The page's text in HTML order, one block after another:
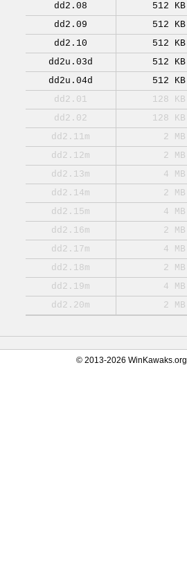
dd2.08
512 KB
dd2.09
512 KB
dd2.10
512 KB
dd2u.03d
512 KB
dd2u.04d
512 KB
dd2.01
128 KB
dd2.02
128 KB
dd2.11m
2 MB
dd2.12m
2 MB
dd2.13m
4 MB
dd2.14m
2 MB
dd2.15m
4 MB
dd2.16m
2 MB
dd2.17m
4 MB
dd2.18m
2 MB
dd2.19m
4 MB
dd2.20m
2 MB
© 2013-2026